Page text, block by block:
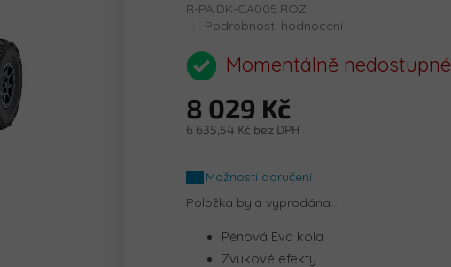
R-PA.DK-CA005.ROZ
Průměrné
produktu
je
z
5
Podrobnosti hodnocení
Momentálně nedostupné
8 029 Kč
6 635,54 Kč bez DPH
cena:Možnosti doručení
Položka byla vyprodána…
Pěnová Eva kola
Zvukové efekty